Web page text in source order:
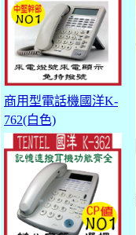
商用型電話機國洋K-
762(白色)